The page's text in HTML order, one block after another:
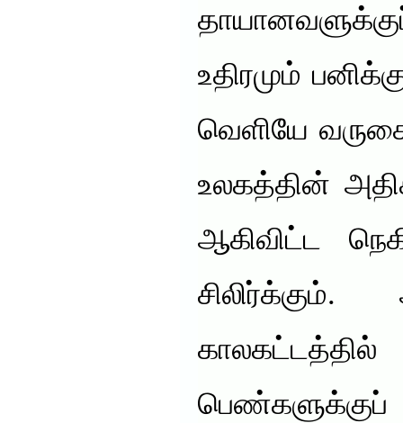
உதிரமும்
வெளியே
உலகத்தின்
ஆகிவிட்ட
பெண்களுக்குப்